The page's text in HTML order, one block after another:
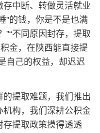
中断、转做灵活就业
的钱，你是不是也满
”“不同原因封存，提取
金，在陕西能直接提
自己的权益，却迟迟
提取难题，我们推出
构，我们深耕公积金
存提取政策摸得透透